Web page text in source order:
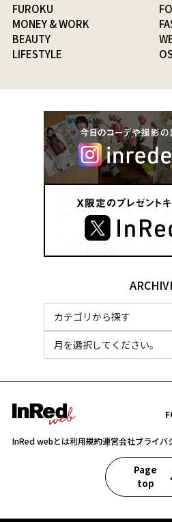
FUROKU
MONEY & WORK
BEAUTY
LIFESTYLE
InRed webとは利用規約運営会社プライバ
Page
top